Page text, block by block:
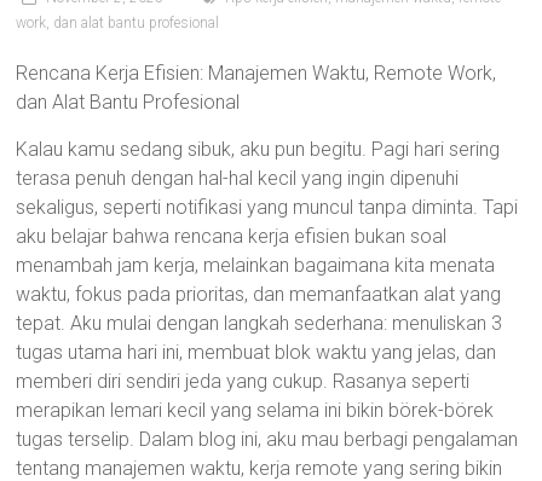
work, dan alat bantu profesional
Rencana Kerja Efisien: Manajemen Waktu, Remote Work,
dan Alat Bantu Profesional
Kalau kamu sedang sibuk, aku pun begitu. Pagi hari sering
terasa penuh dengan hal-hal kecil yang ingin dipenuhi
sekaligus, seperti notifikasi yang muncul tanpa diminta. Tapi
aku belajar bahwa rencana kerja efisien bukan soal
menambah jam kerja, melainkan bagaimana kita menata
waktu, fokus pada prioritas, dan memanfaatkan alat yang
tepat. Aku mulai dengan langkah sederhana: menuliskan 3
tugas utama hari ini, membuat blok waktu yang jelas, dan
memberi diri sendiri jeda yang cukup. Rasanya seperti
merapikan lemari kecil yang selama ini bikin börek-börek
tugas terselip. Dalam blog ini, aku mau berbagi pengalaman
tentang manajemen waktu, kerja remote yang sering bikin